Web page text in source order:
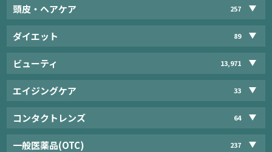
頭皮・ヘアケア 257
ダイエット 89
ビューティ 13,971
エイジングケア 33
コンタクトレンズ 64
一般医薬品(OTC) 237